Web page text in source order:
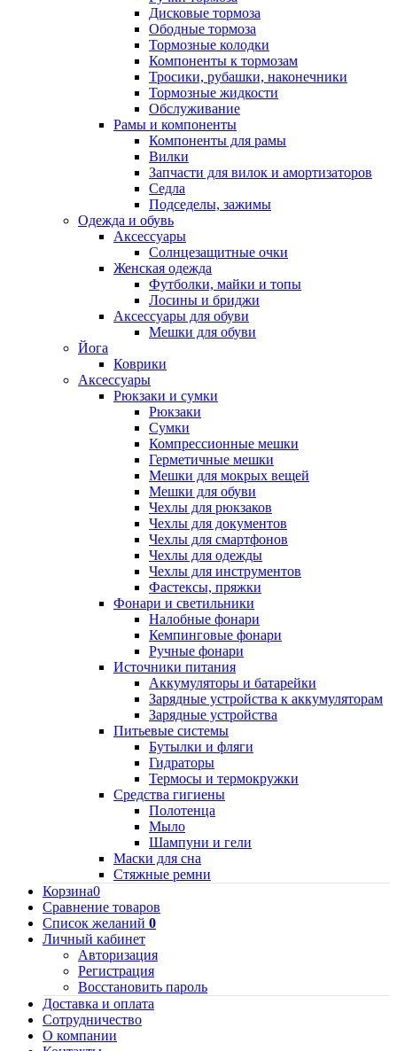
Дисковые тормоза
Ободные тормоза
Тормозные колодки
Компоненты к тормозам
Тросики, рубашки, наконечники
Тормозные жидкости
Обслуживание
Рамы и компоненты
Компоненты для рамы
Вилки
Запчасти для вилок и амортизаторов
Седла
Подседелы, зажимы
Одежда и обувь
Аксессуары
Солнцезащитные очки
Женская одежда
Футболки, майки и топы
Лосины и бриджи
Аксессуары для обуви
Мешки для обуви
Йога
Коврики
Аксессуары
Рюкзаки и сумки
Рюкзаки
Сумки
Компрессионные мешки
Герметичные мешки
Мешки для мокрых вещей
Мешки для обуви
Чехлы для рюкзаков
Чехлы для документов
Чехлы для смартфонов
Чехлы для одежды
Чехлы для инструментов
Фастексы, пряжки
Фонари и светильники
Налобные фонари
Кемпинговые фонари
Ручные фонари
Источники питания
Аккумуляторы и батарейки
Зарядные устройства к аккумуляторам
Зарядные устройства
Питьевые системы
Бутылки и фляги
Гидраторы
Термосы и термокружки
Средства гигиены
Полотенца
Мыло
Шампуни и гели
Маски для сна
Стяжные ремни
Корзина0
Сравнение товаров
Список желаний 0
Личный кабинет
Авторизация
Регистрация
Восстановить пароль
Доставка и оплата
Сотрудничество
О компании